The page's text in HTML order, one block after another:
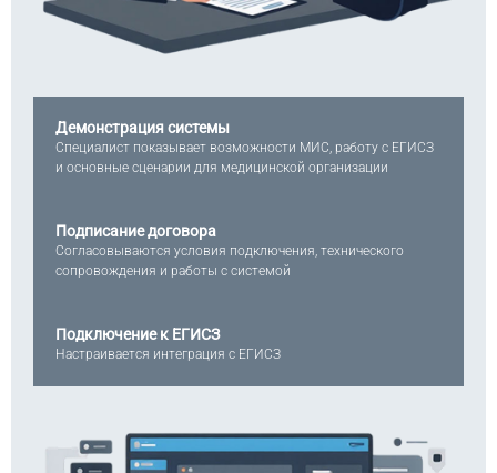
Демонстрация системы
Специалист показывает возможности МИС, работу с ЕГИСЗ
и основные сценарии для медицинской организации
Подписание договора
Согласовываются условия подключения, технического
сопровождения и работы с системой
Подключение к ЕГИСЗ
Настраивается интеграция с ЕГИСЗ